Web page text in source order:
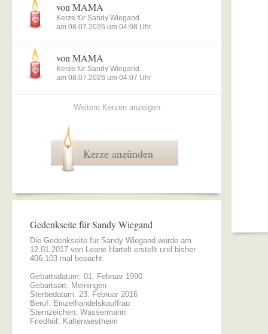
von MAMA
Kerze für Sandy Wiegand
am 08.07.2026 um 04:08 Uhr
von MAMA
Kerze für Sandy Wiegand
am 08.07.2026 um 04:07 Uhr
Weitere Kerzen anzeigen
Kerze anzünden
Gedenkseite für Sandy Wiegand
Die Gedenkseite für Sandy Wiegand wurde am
12.01.2017 von Leane Hartelt erstellt und bisher
406.103 mal besucht.
Geburtsdatum: 01. Februar 1990
Geburtsort: Meiningen
Sterbedatum: 23. Februar 2016
Beruf: Einzelhandelskauffrau
Sternzeichen: Wassermann
Friedhof: Kaltenwestheim